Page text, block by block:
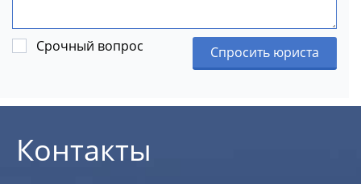
Срочный вопрос Спросить юриста
Контакты